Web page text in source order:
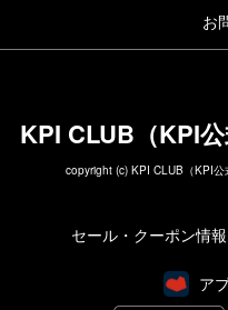
お
KPI CLUB（KPI
copyright (c) KPI CLUB（KPI
セール・クーポン情
ア